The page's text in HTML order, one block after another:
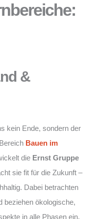
&
kein Ende, sondern der
Bauen im
die Ernst Gruppe
sie fit für die Zukunft –
Dabei betrachten
beziehen ökologische,
in alle Phasen ein.